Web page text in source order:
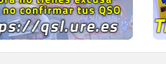
IR A QDURE